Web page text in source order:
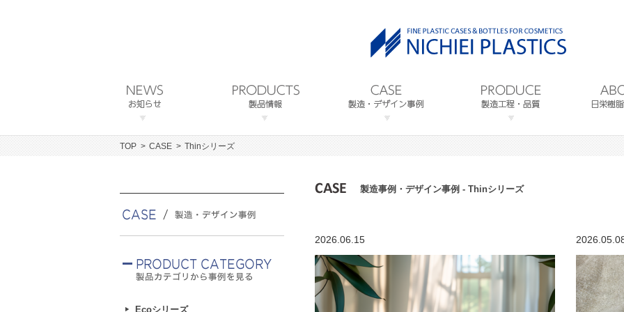
TOP CASE Thinシリーズ
製造事例・デザイン事例 - Thinシリーズ
2026.06.15
Ecoシリーズ